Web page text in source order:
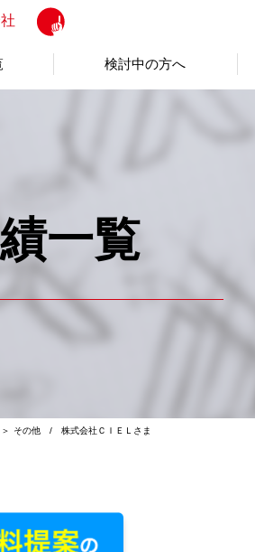
検討中の方へ
一覧
＞ その他 / 株式会社ＣＩＥＬさま